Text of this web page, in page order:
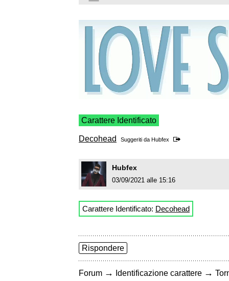
Carattere Identificato
Decohead Suggeriti da Hubfex
Hubfex
03/09/2021 alle 15:16
Carattere Identificato: Decohead
Rispondere
Forum → Identificazione carattere →